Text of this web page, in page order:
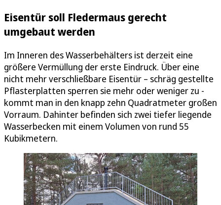
Eisentür soll Fledermaus gerecht
umgebaut werden
Im Inneren des Wasserbehälters ist derzeit eine
größere Vermüllung der erste Eindruck. Über eine
nicht mehr verschließbare Eisentür – schräg gestellte
Pflasterplatten sperren sie mehr oder weniger zu -
kommt man in den knapp zehn Quadratmeter großen
Vorraum. Dahinter befinden sich zwei tiefer liegende
Wasserbecken mit einem Volumen von rund 55
Kubikmetern.